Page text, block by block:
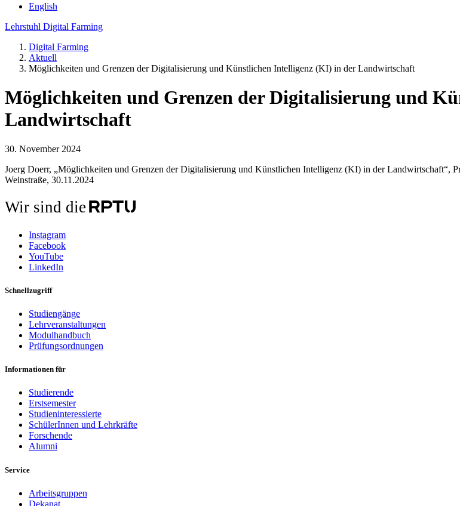
English
Lehrstuhl Digital Farming
Digital Farming
Aktuell
Möglichkeiten und Grenzen der Digitalisierung und Künstlichen Intelligenz (KI) in der Landwirtschaft
Möglichkeiten und Grenzen der Digitalisierung und
Landwirtschaft
30. November 2024
Joerg Doerr, „Möglichkeiten und Grenzen der Digitalisierung und Künstlichen Intelligenz (KI) in der Landwirtschaft“,
Weinstraße, 30.11.2024
Wir sind die
Instagram
Facebook
YouTube
LinkedIn
Schnellzugriff
Studiengänge
Lehrveranstaltungen
Modulhandbuch
Prüfungsordnungen
Informationen für
Studierende
Erstsemester
Studieninteressierte
SchülerInnen und Lehrkräfte
Forschende
Alumni
Service
Arbeitsgruppen
Dekanat